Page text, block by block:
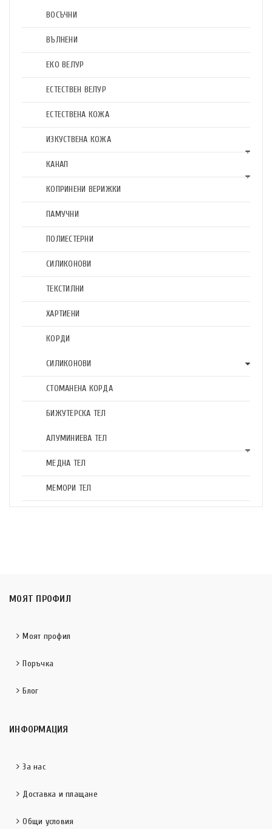
ВОСЪЧНИ
ВЪЛНЕНИ
ЕКО ВЕЛУР
ЕСТЕСТВЕН ВЕЛУР
ЕСТЕСТВЕНА КОЖА
ИЗКУСТВЕНА КОЖА
КАНАП
КОПРИНЕНИ ВЕРИЖКИ
ПАМУЧНИ
ПОЛИЕСТЕРНИ
СИЛИКОНОВИ
ТЕКСТИЛНИ
ХАРТИЕНИ
КОРДИ
СИЛИКОНОВИ
СТОМАНЕНА КОРДА
БИЖУТЕРСКА ТЕЛ
АЛУМИНИЕВА ТЕЛ
МЕДНА ТЕЛ
МЕМОРИ ТЕЛ
МОЯТ ПРОФИЛ
Моят профил
Поръчка
Блог
ИНФОРМАЦИЯ
За нас
Доставка и плащане
Общи условия